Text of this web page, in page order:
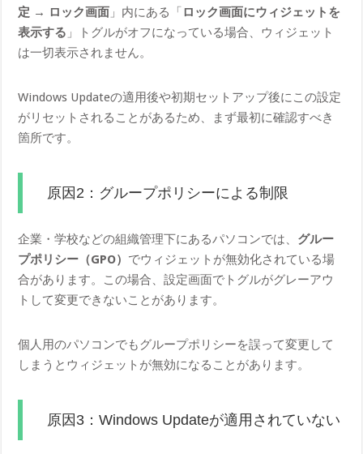
定 → ロック画面 」内にある「ロック画面にウィジェットを
表示する 」トグルがオフになっている場合、ウィジェット
は一切表示されません。
Windows Updateの適用後や初期セットアップ後にこの設定
がリセットされることがあるため、まず最初に確認すべき
箇所です。
原因2：グループポリシーによる制限
企業・学校などの組織管理下にあるパソコンでは、 グルー
プポリシー（GPO） でウィジェットが無効化されている場
合があります。この場合、設定画面でトグルがグレーアウ
トして変更できないことがあります。
個人用のパソコンでもグループポリシーを誤って変更して
しまうとウィジェットが無効になることがあります。
原因3：Windows Updateが適用されていない